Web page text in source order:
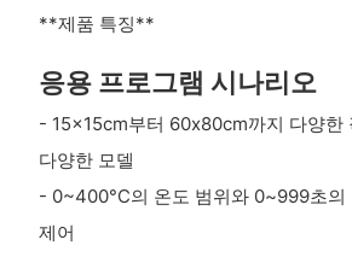
**제품 특징**
응용 프로그램 시나리오
- 15x15cm부터 60x80cm까지 다양한
다양한 모델
- 0~400°C의 온도 범위와 0~999초의
제어